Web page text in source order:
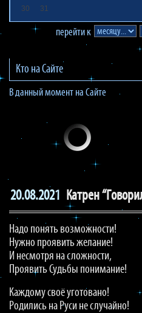
30
31
перейти к
Кто на Сайте
В данный момент на Сайте
20.08.2021 Катрен
Надо понять возможности!
Нужно проявить желание!
И несмотря на сложности,
Проявить Судьбы понимание!
Каждому своё уготовано!
Родились на Руси не случайно!